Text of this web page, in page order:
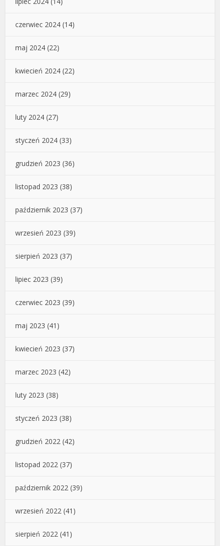
czerwiec 2024 (14)
maj 2024 (22)
kwiecień 2024 (22)
marzec 2024 (29)
luty 2024 (27)
styczeń 2024 (33)
grudzień 2023 (36)
listopad 2023 (38)
październik 2023 (37)
wrzesień 2023 (39)
sierpień 2023 (37)
lipiec 2023 (39)
czerwiec 2023 (39)
maj 2023 (41)
kwiecień 2023 (37)
marzec 2023 (42)
luty 2023 (38)
styczeń 2023 (38)
grudzień 2022 (42)
listopad 2022 (37)
październik 2022 (39)
wrzesień 2022 (41)
sierpień 2022 (41)